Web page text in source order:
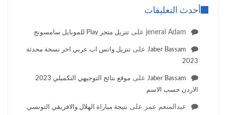
أحدث التعليقات
jeneral Adam على تنزيل متجر Play للموبايل سامسونج
Jaber Bassam على تنزيل واتس اب عربي اخر نسخة محدثة
2023
Jaber Bassam على
موقع نتائج التوجيهي التكميلي 2023
الاردن حسب الاسم
عبدالمنعم عمر على نتيجة مباراة الهلال والافريقي التونسي